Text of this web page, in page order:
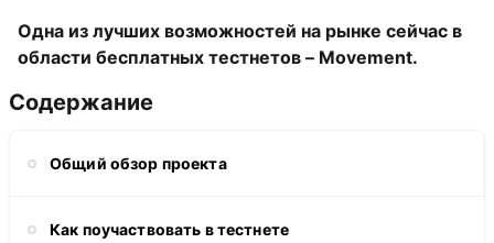
Одна из лучших возможностей на рынке сейчас в
области бесплатных тестнетов – Movement.
Содержание
Общий обзор проекта
Как поучаствовать в тестнете